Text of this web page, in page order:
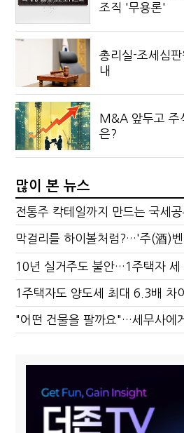
조직 '무용론'
총리실-조세심
내
M&A 앞두고 주
은?
많이 본 뉴스
전통주 칵테일까지 만드는 국세
10년 실거주도 불안…1주택자 세